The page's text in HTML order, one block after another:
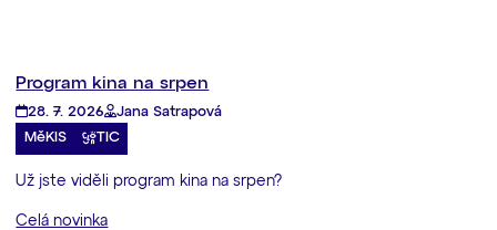
Program kina na srpen
28. 7. 2026
Jana Satrapová
MěKIS
TIC
Už jste viděli program kina na srpen?
Celá novinka